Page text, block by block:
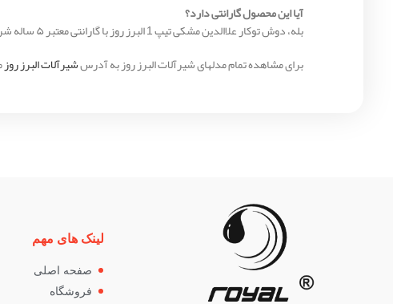
آیا این محصول گارانتی دارد؟
بله، دوش توکار علاالدین مشکی تیپ 1 البرز روز با گارانتی معتبر ۵ ساله شرکت البرز روز عرضه می‌شود.
برای مشاهده تمام مدلهای شیرآلات البرز روز به آدرسشیرآلات البرز روز
لینک های مهم
صفحه اصلی
فروشگاه